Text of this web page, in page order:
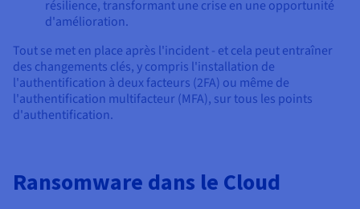
résilience, transformant une crise en une opportunité
d'amélioration.
Tout se met en place après l'incident - et cela peut entraîner
des changements clés, y compris l'installation de
l'authentification à deux facteurs (2FA) ou même de
l'authentification multifacteur (MFA), sur tous les points
d'authentification.
Ransomware dans le Cloud